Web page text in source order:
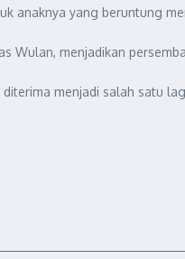
anaknya yang beruntung
menjadikan
menjadi salah satu